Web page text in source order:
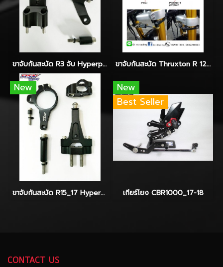
ขาจับกันสะบัด R3 จับ Hyperpro-Ohlins-Yss ขาจับกันสะบัด Thruxton R 1200 Fork 52mm. Ohlins-Yss
New
ขาจับกันสะบัด R15_17 Hyperpro
New
Best Seller
เกียร์โยง CBR1000_17-18
CONTACT US